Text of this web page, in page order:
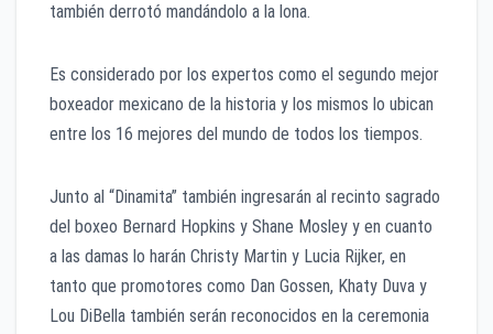
también derrotó mandándolo a la lona.
Es considerado por los expertos como el segundo mejor
boxeador mexicano de la historia y los mismos lo ubican
entre los 16 mejores del mundo de todos los tiempos.
Junto al “Dinamita” también ingresarán al recinto sagrado
del boxeo Bernard Hopkins y Shane Mosley y en cuanto
a las damas lo harán Christy Martin y Lucia Rijker, en
tanto que promotores como Dan Gossen, Khaty Duva y
Lou DiBella también serán reconocidos en la ceremonia